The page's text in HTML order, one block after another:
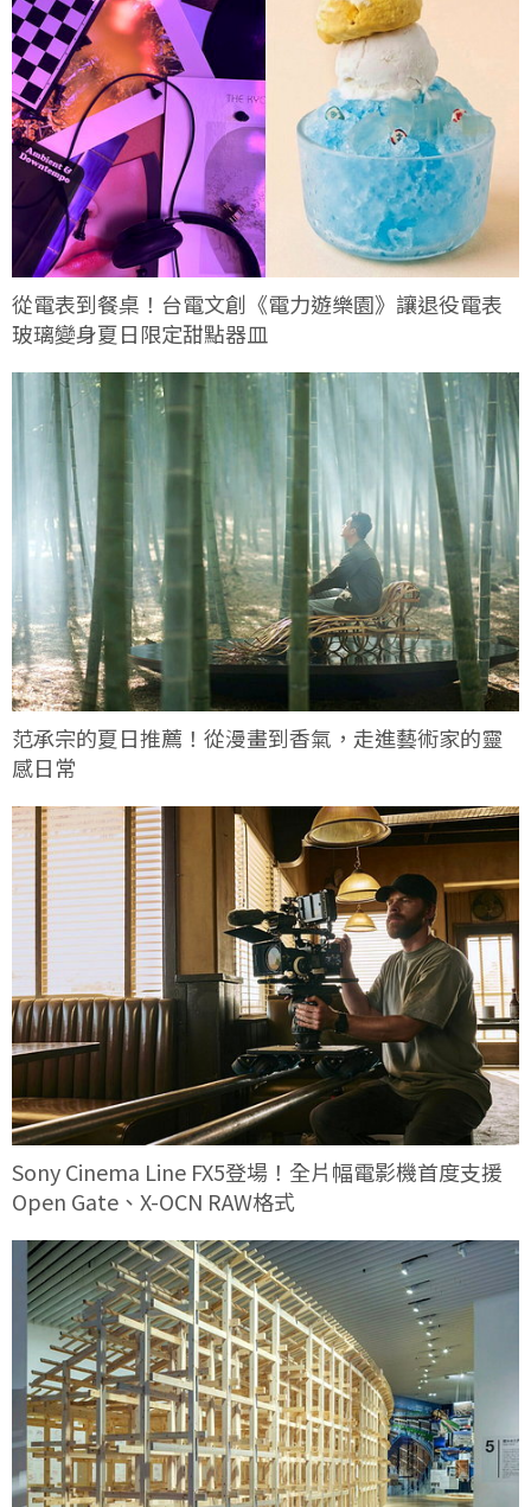
從電表到餐桌！台電文創《電力遊樂園》讓退役電表
玻璃變身夏日限定甜點器皿
范承宗的夏日推薦！從漫畫到香氣，走進藝術家的靈
感日常
Sony Cinema Line FX5登場！全片幅電影機首度支援
Open Gate、X-OCN RAW格式